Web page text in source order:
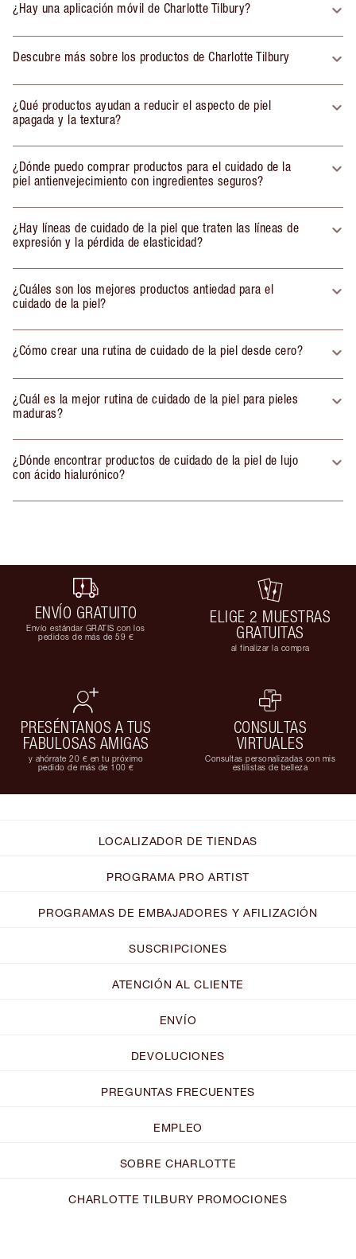
¿Hay una aplicación móvil de Charlotte Tilbury?
Descubre más sobre los productos de Charlotte Tilbury
¿Qué productos ayudan a reducir el aspecto de piel
apagada y la textura?
¿Dónde puedo comprar productos para el cuidado de la
piel antienvejecimiento con ingredientes seguros?
¿Hay líneas de cuidado de la piel que traten las líneas de
expresión y la pérdida de elasticidad?
¿Cuáles son los mejores productos antiedad para el
cuidado de la piel?
¿Cómo crear una rutina de cuidado de la piel desde cero?
¿Cuál es la mejor rutina de cuidado de la piel para pieles
maduras?
¿Dónde encontrar productos de cuidado de la piel de lujo
con ácido hialurónico?
ENVÍO GRATUITO
Envío estándar GRATIS con los
pedidos de más de 59 €
ELIGE 2 MUESTRAS
GRATUITAS
al finalizar la compra
PRESÉNTANOS A TUS
FABULOSAS AMIGAS
y ahórrate 20 € en tu próximo
pedido de más de 100 €
CONSULTAS
VIRTUALES
Consultas personalizadas con mis
estilistas de belleza
LOCALIZADOR DE TIENDAS
PROGRAMA PRO ARTIST
PROGRAMAS DE EMBAJADORES Y AFILIZACIÓN
SUSCRIPCIONES
ATENCIÓN AL CLIENTE
ENVÍO
DEVOLUCIONES
PREGUNTAS FRECUENTES
EMPLEO
SOBRE CHARLOTTE
CHARLOTTE TILBURY PROMOCIONES